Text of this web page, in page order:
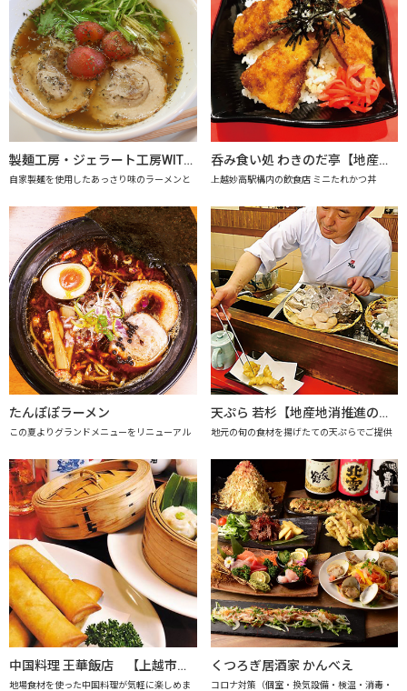
製麺工房・ジェラート工房WITHドリーム
自家製麺を使用したあっさり味のラーメンと
呑み食い処 わきのだ亭【地産地消の店認定店】
上越妙高駅構内の飲食店 ミニたれかつ丼
たんぽぽラーメン
この夏よりグランドメニューをリニューアル
天ぷら 若杉【地産地消推進の店「プレミアム認定店」】
地元の旬の食材を揚げたての天ぷらでご提供
中国料理 王華飯店 【上越市地産地消推進の店認定店】
地場食材を使った中国料理が気軽に楽しめま
くつろぎ居酒家 かんべえ
コロナ対策（個室・換気設備・検温・消毒・